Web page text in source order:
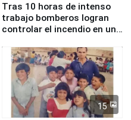
Tras 10 horas de intenso
trabajo bomberos logran
controlar el incendio en una
de Chile
15